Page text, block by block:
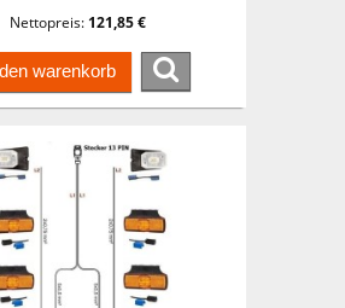
Nettopreis: 121,85 €
warenkorb